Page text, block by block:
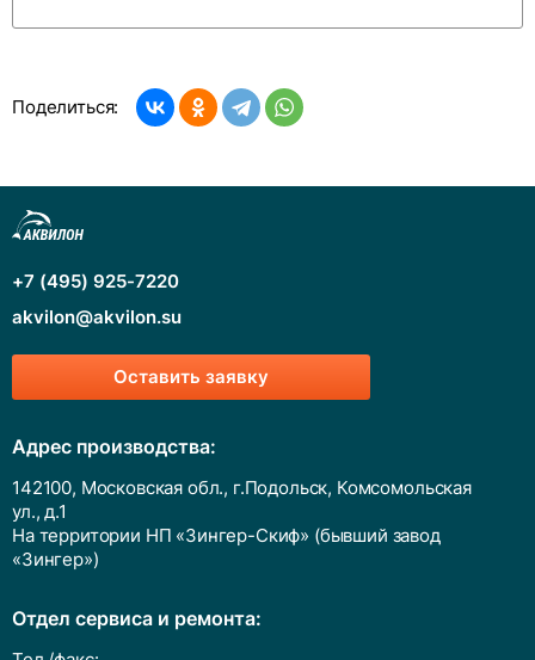
Поделиться:
Оставить заявку
+7 (495) 925-7220
akvilon@akvilon.su
Адрес производства:
142100, Московская обл., г.Подольск, Комсомольская
ул., д.1
На территории НП «Зингер-Скиф» (бывший завод
«Зингер»)
Отдел сервиса и ремонта: